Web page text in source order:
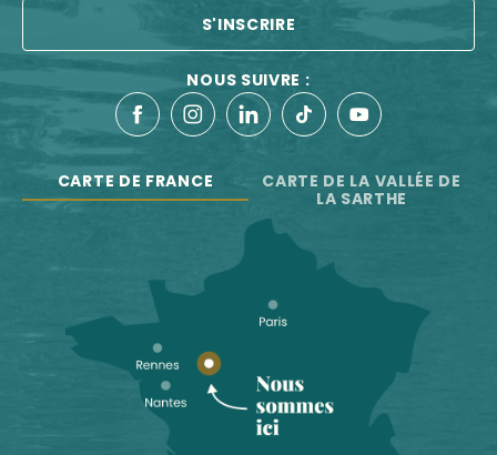
S'INSCRIRE
NOUS SUIVRE :
CARTE DE FRANCE
CARTE DE LA VALLÉE DE
LA SARTHE